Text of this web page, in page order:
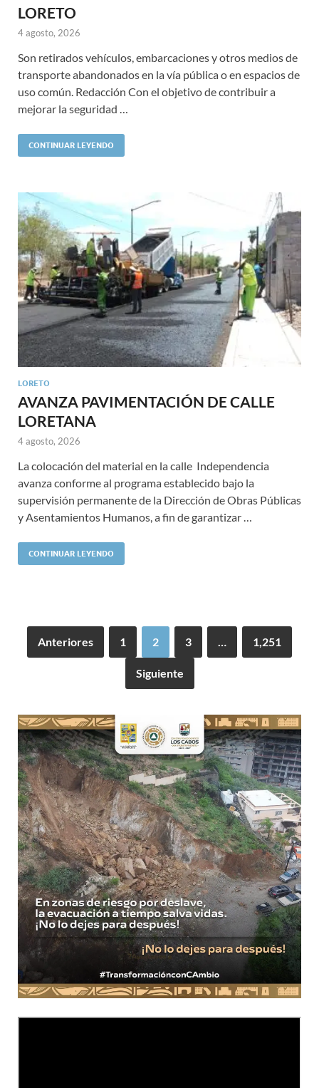
LORETO
4 agosto, 2026
Son retirados vehículos, embarcaciones y otros medios de
transporte abandonados en la vía pública o en espacios de
uso común. Redacción Con el objetivo de contribuir a
mejorar la seguridad …
CONTINUAR LEYENDO
LORETO
AVANZA PAVIMENTACIÓN DE CALLE
LORETANA
4 agosto, 2026
La colocación del material en la calle Independencia
avanza conforme al programa establecido bajo la
supervisión permanente de la Dirección de Obras Públicas
y Asentamientos Humanos, a fin de garantizar …
CONTINUAR LEYENDO
Anteriores 1 2 3 … 1,251
Siguiente